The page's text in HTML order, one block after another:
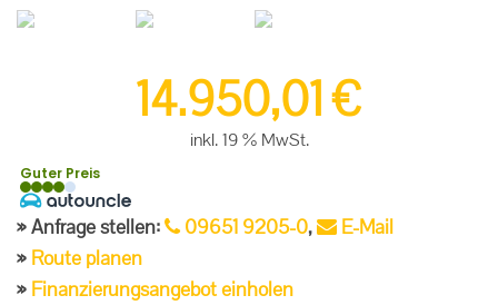
14.950,01€
inkl. 19 % MwSt.
Guter Preis
Anfrage stellen: 09651 9205-0,
E-Mail
Route planen
Finanzierungsangebot einholen